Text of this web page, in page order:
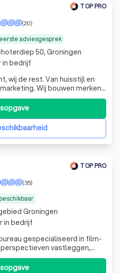
TOP PRO
adviesgesprek
(20)
wij de rest. Van huisstijl en
Wij bouwen merken,
focus. Wij zijn jouw
50, Groningen
in bedrijf
TOP PRO
(35)
gespecialiseerd in film-
vastleggen,
verhaal vertellen, originaliteit
Groningen
in bedrijf